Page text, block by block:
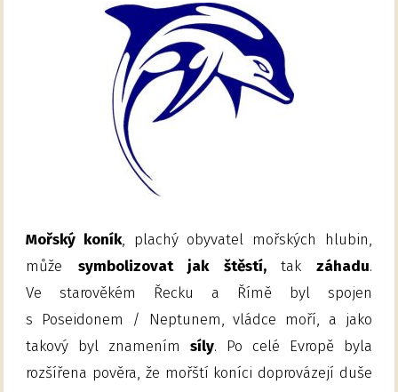
Mořský koník, plachý obyvatel mořských hlubin,
může symbolizovat jak štěstí,tak záhadu.
Ve starověkém Řecku a Římě byl spojen
s Poseidonem / Neptunem, vládce moří, a jako
takový byl znamenímsíly. Po celé Evropě byla
rozšířena pověra, že mořští koníci doprovázejí duše